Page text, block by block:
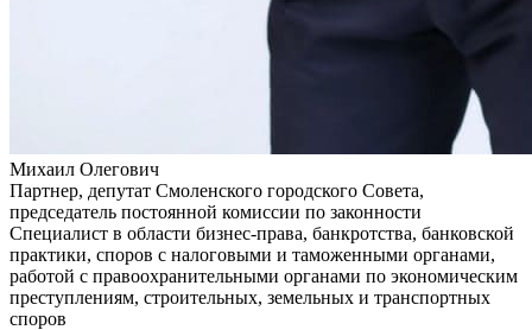
Михаил Олегович
Партнер, депутат Смоленского городского Совета,
председатель постоянной комиссии по законности
Специалист в области бизнес-права, банкротства, банковской
практики, споров с налоговыми и таможенными органами,
работой с правоохранительными органами по экономическим
преступлениям, строительных, земельных и транспортных
споров